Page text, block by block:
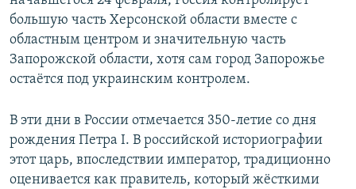
большую часть Херсонской области вместе с
областным центром и значительную часть
Запорожской области, хотя сам город Запорожье
остаётся под украинским контролем.
В эти дни в России отмечается 350-летие со дня
рождения Петра I. В российской историографии
этот царь, впоследствии император, традиционно
оценивается как правитель, который жёсткими